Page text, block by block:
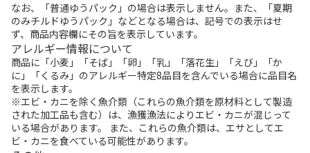
なお、「普通ゆうパック」の場合は表示しません。また、「夏期
のみチルドゆうパック」などとなる場合は、記号での表示はせ
ず、商品内容欄にその旨を表示しています。
アレルギー情報について
商品に「小麦」「そば」「卵」「乳」「落花生」「えび」「か
に」「くるみ」のアレルギー特定8品目を含んでいる場合に品目名
を表示します。
※エビ・カニを除く魚介類（これらの魚介類を原材料として製造
された加工品も含む）は、漁獲漁法によりエビ・カニが混じって
いる場合があります。 また、これらの魚介類は、エサとしてエ
ビ・カニを食べている可能性があります。